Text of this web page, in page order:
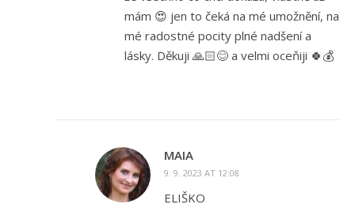
mám 😍 jen to čeká na mé umožnění, na
mé radostné pocity plné nadšení a
lásky. Děkuji 🙏🏻😊 a velmi oceňiji 🍀💰
MAIA
9. 9. 2023 AT 12:08
ELIŠKO